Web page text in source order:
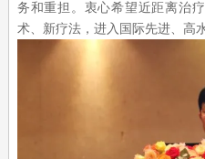
务和重担。衷心希望近距离治
术、新疗法，进入国际先进、高